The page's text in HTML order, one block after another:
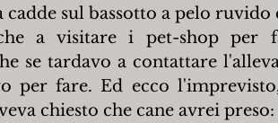
cadde sul bassotto a pelo
a visitare i pet-shop per
se tardavo a contattare
per fare. Ed ecco
chiesto che cane avrei preso: